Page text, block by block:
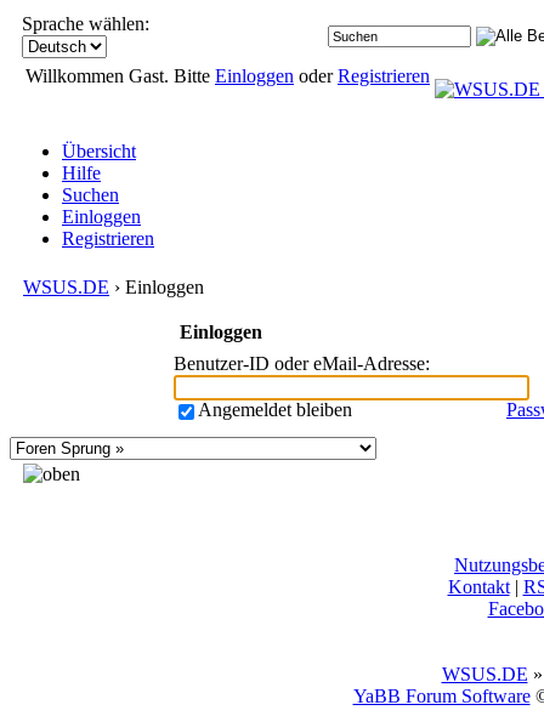
Sprache wählen:
Willkommen Gast. Bitte Einloggen oderRegistrieren
Übersicht
Hilfe
Suchen
Einloggen
Registrieren
WSUS.DE › Einloggen
Einloggen
Benutzer-ID oder eMail-Adresse:
Angemeldet bleiben
Kontakt|
WSUS.DE
YaBB Forum Software©